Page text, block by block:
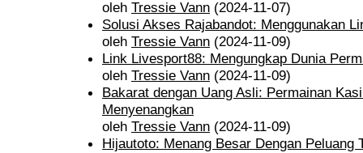
oleh Tressie Vann (2024-11-07)
Solusi Akses Rajabandot: Menggunakan
oleh Tressie Vann (2024-11-09)
Link Livesport88: Mengungkap Dunia
oleh Tressie Vann (2024-11-09)
Bakarat dengan Uang Asli: Permainan
Menyenangkan
oleh Tressie Vann (2024-11-09)
Hijautoto: Menang Besar Dengan Peluang